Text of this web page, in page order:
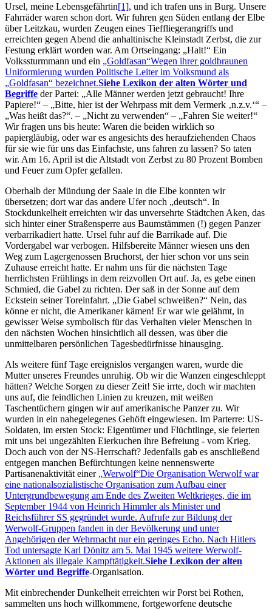
Ursel, meine Lebensgefährtin[1], und ich trafen uns in Burg. Unsere
Fahrräder waren schon dort. Wir fuhren gen Süden entlang der Elbe
über Leitzkau, wurden Zeugen eines Tieffliegerangriffs und
erreichten gegen Abend die anhaltinische Kleinstadt Zerbst, die zur
Festung erklärt worden war. Am Ortseingang:
Halt!
Ein
Volkssturmmann und ein
Goldfasan Wegen ihrer goldbraunen
Uniformierung wurden Politische Leiter im Volksmund als
Goldfasan
bezeichnet.Siehe Lexikon der alten Wörter und
Begriffe der Partei:
Alle Männer werden jetzt gebraucht! Ihre
Papiere!
– Bitte, hier ist der Wehrpass mit dem Vermerk n.z.v.
–
Was heißt das? . – Nicht zu verwenden –
Fahren Sie weiter!
Wir fragen uns bis heute: Waren die beiden wirklich so
papiergläubig, oder war es angesichts des heraufziehenden Chaos
für sie wie für uns das Einfachste, uns fahren zu lassen? So taten
wir. Am 16. April ist die Altstadt von Zerbst zu 80 Prozent Bomben
und Feuer zum Opfer gefallen.
Oberhalb der Mündung der Saale in die Elbe konnten wir
übersetzen; dort war das andere Ufer noch
deutsch . In
Stockdunkelheit erreichten wir das unversehrte Städtchen Aken, das
sich hinter einer Straßensperre aus Baumstämmen (!) gegen Panzer
verbarrikadiert hatte. Ursel fuhr auf die Barrikade auf. Die
Vordergabel war verbogen. Hilfsbereite Männer wiesen uns den
Weg zum Lagergenossen Bruchorst, der hier schon vor uns sein
Zuhause erreicht hatte. Er nahm uns für die nächsten Tage
herrlichsten Frühlings in dem reizvollen Ort auf. Ja, es gebe einen
Schmied, die Gabel zu richten. Der saß in der Sonne auf dem
Eckstein seiner Toreinfahrt.
Die Gabel schweißen?
Nein, das
könne er nicht, die Amerikaner kämen! Er war wie gelähmt, in
gewisser Weise symbolisch für das Verhalten vieler Menschen in
den nächsten Wochen hinsichtlich all dessen, was über die
unmittelbaren persönlichen Tagesbedürfnisse hinausging.
Als weitere fünf Tage ereignislos vergangen waren, wurde die
Mutter unseres Freundes unruhig. Ob wir die Wanzen eingeschleppt
hätten? Welche Sorgen zu dieser Zeit! Sie irrte, doch wir machten
uns auf, die feindlichen Linien zu kreuzen, mit weißen
Taschentüchern gingen wir auf amerikanische Panzer zu. Wir
wurden in ein nahegelegenes Gehöft eingewiesen. Im Parterre: US-
Soldaten, im ersten Stock: Eigentümer und Flüchtlinge, sie feierten
mit uns bei ungezählten Eierkuchen ihre Befreiung - vom Krieg.
Doch auch von der NS-Herrschaft? Jedenfalls gab es anschließend
entgegen manchen Befürchtungen keine nennenswerte
Partisanenaktivität einer Werwolf Die Organisation Werwolf war
eine nationalsozialistische Organisation zum Aufbau einer
Untergrundbewegung am Ende des Zweiten Weltkrieges, die im
September 1944 von Heinrich Himmler als Minister und
Reichsführer SS gegründet wurde. Aufrufe zur Bildung der
Werwolf-Gruppen fanden in der Bevölkerung und unter
Angehörigen der Wehrmacht nur ein geringes Echo. Nach Hitlers
Tod untersagte Karl Dönitz am 5. Mai 1945 weitere Werwolf-
Aktionen als illegale Kampftätigkeit.Siehe Lexikon der alten
Wörter und Begriffe-Organisation.
Mit einbrechender Dunkelheit erreichten wir Porst bei Rothen,
sammelten uns hoch willkommene, fortgeworfene deutsche